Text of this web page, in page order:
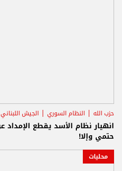
حزب الله النظام السوري الجيش اللبناني
انهيار نظام الأسد يقطع الإمداد
حتمي وإلا!
محليات